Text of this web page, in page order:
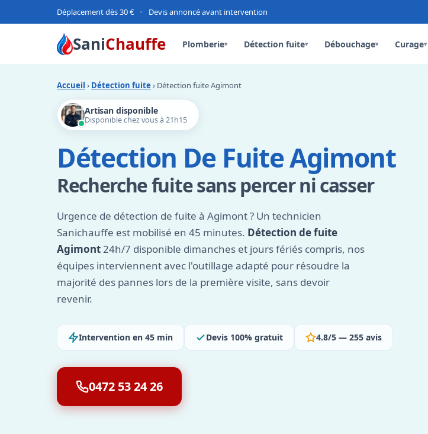
Déplacement dès 30 € • Devis annoncé avant intervention
SaniChauffe Plomberie▾ Détection fuite▾ Débouchage▾ Curage▾
Accueil › Détection fuite › Détection fuite Agimont
Artisan disponible
Disponible chez vous à 21h15
Détection De Fuite Agimont
Recherche fuite sans percer ni casser
Urgence de détection de fuite à Agimont ? Un technicien
Sanichauffe est mobilisé en 45 minutes. Détection de fuite
Agimont24h/7 disponible dimanches et jours fériés compris, nos
équipes interviennent avec l'outillage adapté pour résoudre la
majorité des pannes lors de la première visite, sans devoir
revenir.
Intervention en 45 min Devis 100% gratuit 4.8/5 — 255 avis
0472 53 24 26